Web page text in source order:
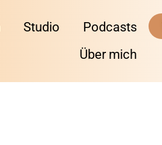
Studio
Podcasts
Über mich